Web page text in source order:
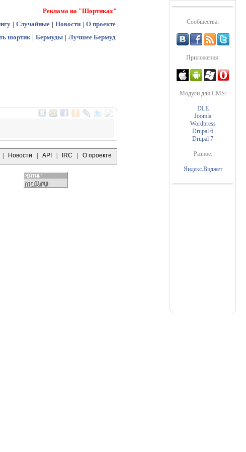
Сообщества:
Приложения:
Модули для CMS:
DLE
Joomla
Wordpress
Drupal 6
Drupal 7
Разное:
Яндекс.Виджет
Реклама на "Шортиках"
| Случайные | Новости | О проекте
шортик | Бермуды | Лучшее Бермуд
Новости API IRC О проекте